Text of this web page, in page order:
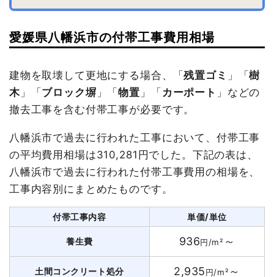
愛媛県八幡浜市の付帯工事費用相場
建物を取壊して更地にする場合、「残置ゴミ 」「樹
木」「 ブロック塀 」「物置 」「 カーポート 」などの
撤去工事を含む付帯工事が必要です。
八幡浜市で過去に行われた工事において、付帯工事
の平均費用相場は310,281円でした。下記の表は、
八幡浜市で過去に行われた付帯工事費用の相場を、
工事内容別にまとめたものです。
付帯工事内容 単価/単位
養生費 936円/m² ～
土間コンクリート処分 2,935円/m² ～